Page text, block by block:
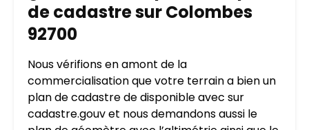
de cadastre sur Colombes
92700
Nous vérifions en amont de la
commercialisation que votre terrain a bien un
plan de cadastre de disponible avec sur
cadastre.gouv et nous demandons aussi le